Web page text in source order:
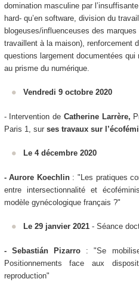
domination masculine par
hard- qu’en software, division du
blogeuses/influenceuses des
travaillent à la maison),
questions largement documentées qui
au prisme du numérique.
Vendredi 9 octobre 2020
- Intervention de Catherine Larrère,
Paris 1, surses travaux sur
Le 4 décembre 2020
- Aurore Koechlin : "Les pratiques
entre intersectionnalité et
modèle gynécologique français ?"
Le 29 janvier 2021 - Séance
- Sebastián Pizarro: "Se
Positionnements face aux
reproduction"